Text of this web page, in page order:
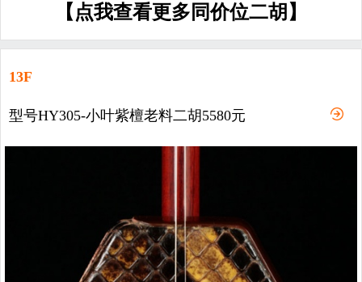
【点我查看更多同价位二胡】
13F
型号HY305-小叶紫檀老料二胡5580元